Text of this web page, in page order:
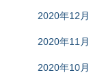
2020年12月
2020年11月
2020年10月